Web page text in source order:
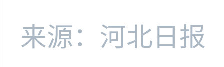
来源：河北日报